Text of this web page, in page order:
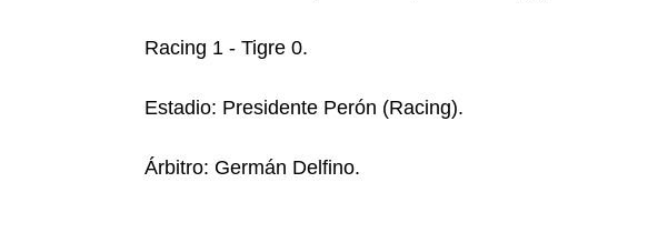
Racing 1 - Tigre 0.
Estadio: Presidente Perón (Racing).
Árbitro: Germán Delfino.